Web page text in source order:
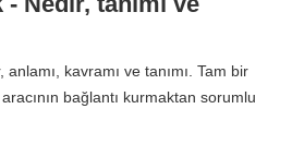
anlamı, kavramı ve tanımı. Tam bir
bağlantı kurmaktan sorumlu